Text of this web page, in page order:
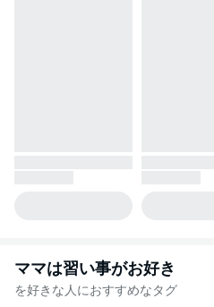
ママは習い事がお好き
を好きな人におすすめなタグ